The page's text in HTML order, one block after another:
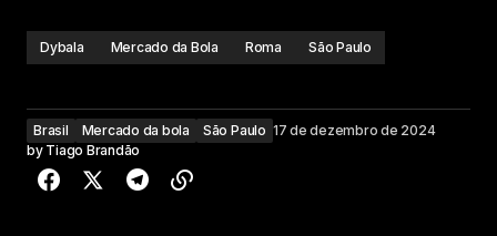
Dybala Mercado da Bola Roma São Paulo
Brasil Mercado da bola São Paulo 17 de dezembro de 2024
by Tiago Brandão